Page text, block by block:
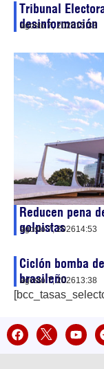
Tribunal
desinformación
agosto 7, 202615:33
Reducen pena
golpistas
agosto 7, 202614:53
Ciclón bomba
brasileño
agosto 7, 202613:38